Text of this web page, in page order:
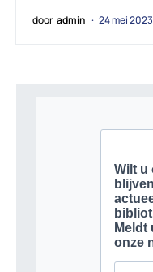
door admin 24 mei 2023